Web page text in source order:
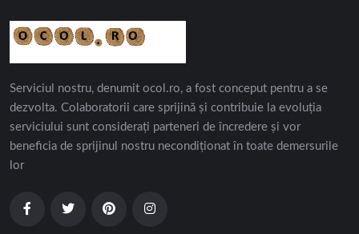
Serviciul nostru, denumit ocol.ro, a fost conceput pentru a se
dezvolta. Colaboratorii care sprijină și contribuie la evoluția
serviciului sunt considerați parteneri de încredere și vor
beneficia de sprijinul nostru necondiționat în toate demersurile
lor